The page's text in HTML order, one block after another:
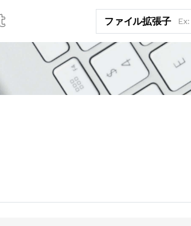
ファイル拡張子